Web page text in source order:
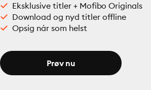
Eksklusive titler + Mofibo Originals
Download og nyd titler offline
Opsig når som helst
Prøv nu